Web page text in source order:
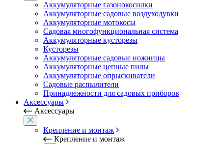
Аккумуляторные газонокосилки
Аккумуляторные садовые воздуходувки
Аккумуляторные мотокосы
Садовая многофункциональная система
Аккумуляторные кусторезы
Кусторезы
Аккумуляторные садовые ножницы
Аккумуляторные цепные пилы
Аккумуляторные опрыскиватели
Садовые распылители
Принадлежности для садовых приборов
Аксессуары
Аксессуары
Крепление и монтаж
Крепление и монтаж